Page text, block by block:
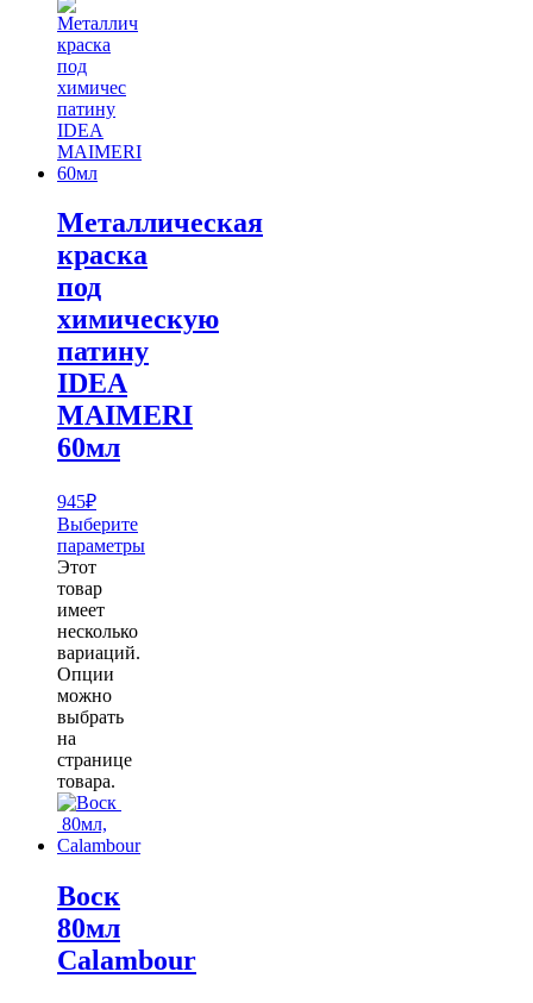
Металлическая
краска
под
химическую
патину
IDEA
MAIMERI
60мл
945₽
Выберите
параметры
Этот
товар
имеет
несколько
вариаций.
Опции
можно
выбрать
на
странице
товара.
Воск
80мл
Calambour